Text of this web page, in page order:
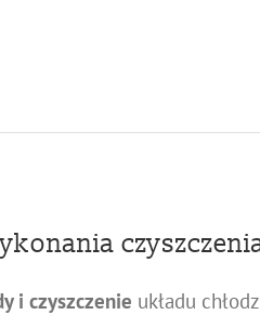
i czyszczenie układu